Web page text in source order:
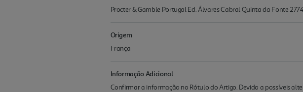
Procter & Gamble Portugal Ed. Álvares Cabral Quinta da Fonte
Origem
França
Informação Adicional
Confirmar a informação no Rótulo do Artigo. Devido a possíveis